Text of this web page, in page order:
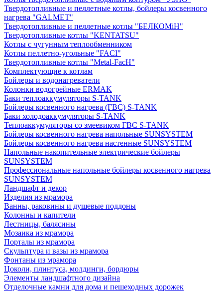
Твердотопливные и пеллетные котлы, бойлеры косвенного
нагрева "GALMET"
Твердотопливные и пеллетные котлы "БЕЛКОМiН"
Твердотопливные котлы "KENTATSU"
Котлы с чугунным теплообменником
Котлы пеллетно-угольные "FACI"
Твердотопливные котлы "Metal-FacH"
Комплектующие к котлам
Бойлеры и водонагреватели
Колонки водогрейные ERMAK
Баки теплоаккумуляторы S-TANK
Бойлеры косвенного нагрева (ГВС) S-TANK
Баки холодоаккумуляторы S-TANK
Теплоаккумуляторы со змеевиком ГВС S-TANK
Бойлеры косвенного нагрева напольные SUNSYSTEM
Бойлеры косвенного нагрева настенные SUNSYSTEM
Напольные накопительные электрические бойлеры
SUNSYSTEM
Профессиональные напольные бойлеры косвенного нагрева
SUNSYSTEM
Ландшафт и декор
Изделия из мрамора
Ванны, раковины и душевые поддоны
Колонны и капители
Лестницы, балясины
Мозаика из мрамора
Порталы из мрамора
Скульптура и вазы из мрамора
Фонтаны из мрамора
Цоколи, плинтуса, молдинги, бордюры
Элементы ландшафтного дизайна
Отделочные камни для дома и пешеходных дорожек